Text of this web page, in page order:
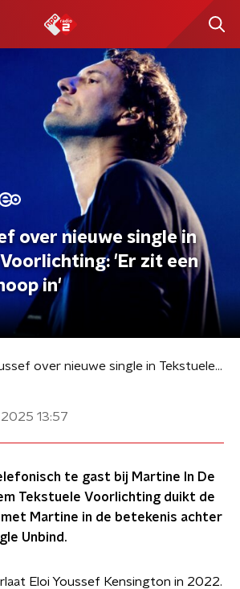
over nieuwe single in
'Er zit een
in'
Eloi Youssef over nieuwe single in Tekstuele Voorlichting: 'Er zit een bepaalde hoop in'
2025 13:57
te gast bij Martine In De
Tekstuele Voorlichting duikt de
met Martine in de betekenis achter
Unbind.
Eloi Youssef Kensington in 2022.